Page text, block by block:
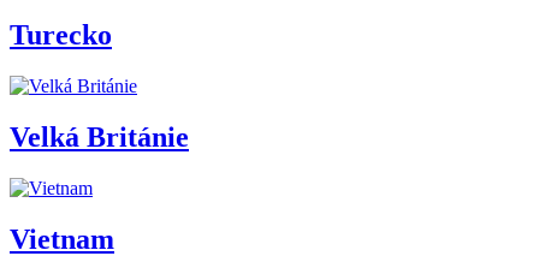
Turecko
Velká Británie
Vietnam